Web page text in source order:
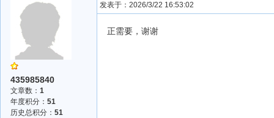
435985840
文章数： 1
年度积分： 51
历史总积分： 51
发表于：2026/3/22 16:53:02
正需要，谢谢